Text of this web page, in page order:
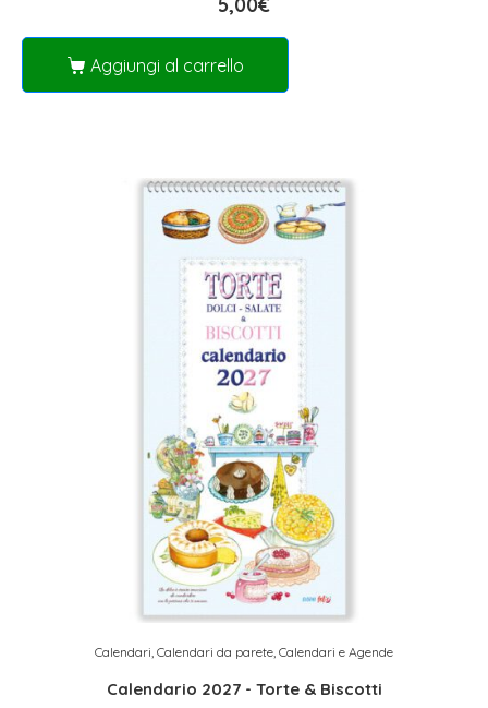
5,00€
Aggiungi al carrello
Calendari Calendari da parete Calendari e Agende
Calendario 2027 - Torte & Biscotti